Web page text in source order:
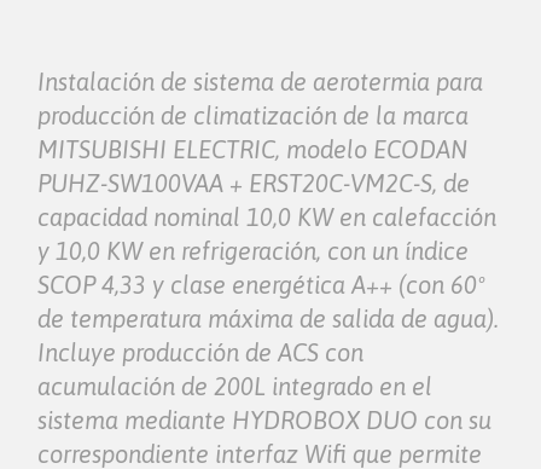
Instalación de sistema de aerotermia para
producción de climatización de la marca
MITSUBISHI ELECTRIC, modelo ECODAN
PUHZ-SW100VAA + ERST20C-VM2C-S, de
capacidad nominal 10,0 KW en calefacción
y 10,0 KW en refrigeración, con un índice
SCOP 4,33 y clase energética A++ (con 60º
de temperatura máxima de salida de agua).
Incluye producción de ACS con
acumulación de 200L integrado en el
sistema mediante HYDROBOX DUO con su
correspondiente interfaz Wifi que permite